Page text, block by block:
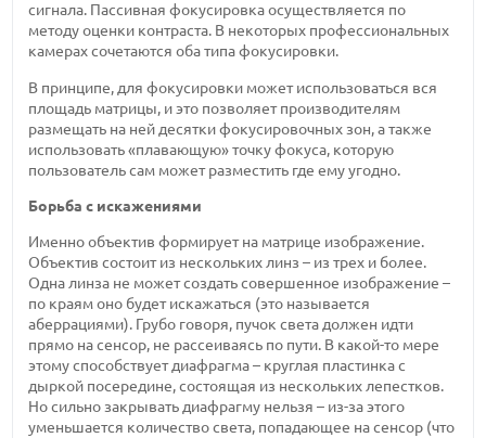
сигнала. Пассивная фокусировка осуществляется по
методу оценки контраста. В некоторых профессиональных
камерах сочетаются оба типа фокусировки.
В принципе, для фокусировки может использоваться вся
площадь матрицы, и это позволяет производителям
размещать на ней десятки фокусировочных зон, а также
использовать «плавающую» точку фокуса, которую
пользователь сам может разместить где ему угодно.
Борьба с искажениями
Именно объектив формирует на матрице изображение.
Объектив состоит из нескольких линз – из трех и более.
Одна линза не может создать совершенное изображение –
по краям оно будет искажаться (это называется
аберрациями). Грубо говоря, пучок света должен идти
прямо на сенсор, не рассеиваясь по пути. В какой-то мере
этому способствует диафрагма – круглая пластинка с
дыркой посередине, состоящая из нескольких лепестков.
Но сильно закрывать диафрагму нельзя – из-за этого
уменьшается количество света, попадающее на сенсор (что